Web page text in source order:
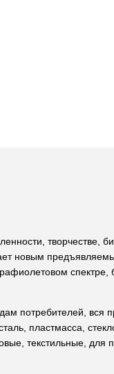
творчестве,
новым
потребителей, вся
пластмасса,
текстильные, для